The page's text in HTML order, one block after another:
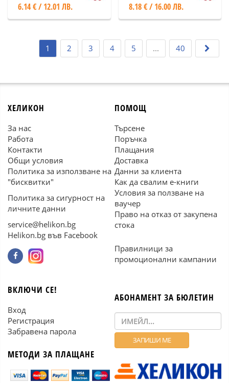
6.14 € / 12.01 ЛВ. 8.18 € / 16.00 ЛВ.
1 2 3 4 5 ... 40
ХЕЛИКОН
За нас
Работа
Контакти
Общи условия
Политика за използване на
"бисквитки"
Политика за сигурност на
личните данни
service@helikon.bg
Helikon.bg във Facebook
ПОМОЩ
Търсене
Поръчка
Плащания
Доставка
Данни за клиента
Как да свалим е-книги
Условия за ползване на
ваучер
Право на отказ от закупена
стока
Правилници за
промоционални кампании
ВКЛЮЧИ СЕ!
Вход
Регистрация
Забравена парола
МЕТОДИ ЗА ПЛАЩАНЕ
АБОНАМЕНТ ЗА БЮЛЕТИН